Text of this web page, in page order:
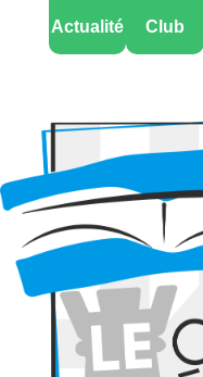
Actualité Club